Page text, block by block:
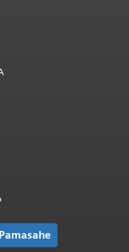
Pamasahe